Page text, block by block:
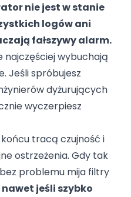
nie jest w stanie
logów ani
fałszywy alarm.
najczęściej wybuchają
Jeśli spróbujesz
dyżurujących
wyczerpiesz
tracą czujność i
ostrzeżenia. Gdy tak
problemu mija filtry
jeśli szybko